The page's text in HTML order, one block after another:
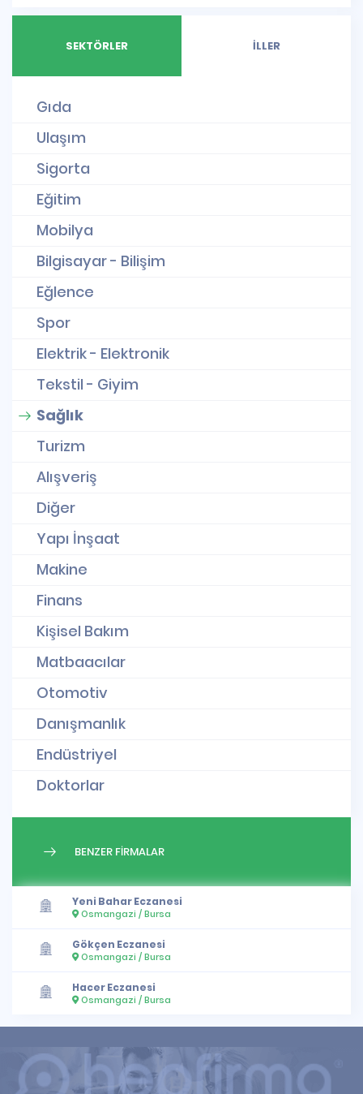
SEKTÖRLER İLLER
Gıda
Ulaşım
Sigorta
Eğitim
Mobilya
Bilgisayar - Bilişim
Eğlence
Spor
Elektrik - Elektronik
Tekstil - Giyim
Sağlık
Turizm
Alışveriş
Diğer
Yapı İnşaat
Makine
Finans
Kişisel Bakım
Matbaacılar
Otomotiv
Danışmanlık
Endüstriyel
Doktorlar
BENZER FİRMALAR
Yeni Bahar Eczanesi
Osmangazi / Bursa
Gökçen Eczanesi
Osmangazi / Bursa
Hacer Eczanesi
Osmangazi / Bursa